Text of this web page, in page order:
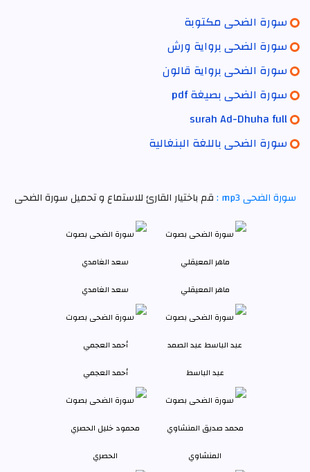
سورة الضحى مكتوبة
سورة الضحى برواية ورش
سورة الضحى برواية قالون
سورة الضحى بصيغة pdf
surah Ad-Dhuha full
سورة الضحى باللغة البنغالية
سورة الضحى mp3 : قم باختيار القارئ للاستماع و تحميل سورة الضحى
ماهر المعيقلي سعد الغامدي
عبد الباسط أحمد العجمي
المنشاوي الحصري